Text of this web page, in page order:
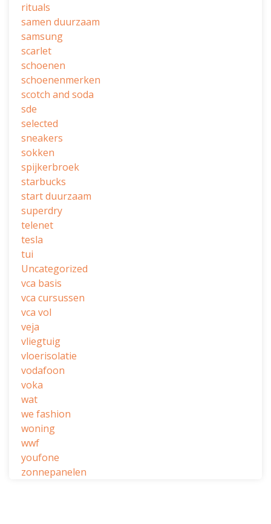
rituals
samen duurzaam
samsung
scarlet
schoenen
schoenenmerken
scotch and soda
sde
selected
sneakers
sokken
spijkerbroek
starbucks
start duurzaam
superdry
telenet
tesla
tui
Uncategorized
vca basis
vca cursussen
vca vol
veja
vliegtuig
vloerisolatie
vodafoon
voka
wat
we fashion
woning
wwf
youfone
zonnepanelen